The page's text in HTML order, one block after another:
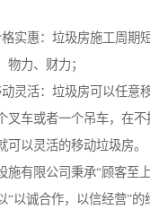
实惠：垃圾房施工周期
物力、财力；
灵活：垃圾房可以任意
叉车或者一个吊车，在不
可以灵活的移动垃圾房。
施有限公司秉承“顾客至
“以诚合作，以信经营”的